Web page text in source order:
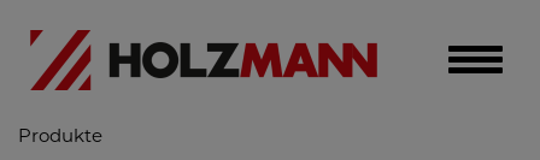
Toggle
Produkte